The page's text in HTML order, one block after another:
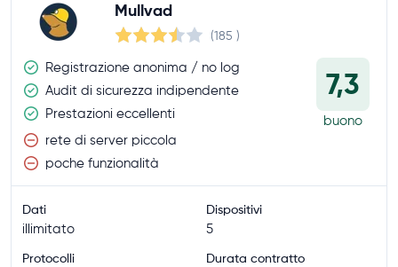
Mullvad
(185 )
Registrazione anonima / no log
Audit di sicurezza indipendente
Prestazioni eccellenti
rete di server piccola
poche funzionalità
7,3
buono
Dati
illimitato
Dispositivi
5
Protocolli Durata contratto